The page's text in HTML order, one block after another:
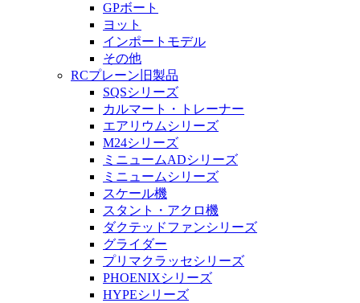
GPボート
ヨット
インポートモデル
その他
RCプレーン旧製品
SQSシリーズ
カルマート・トレーナー
エアリウムシリーズ
M24シリーズ
ミニュームADシリーズ
ミニュームシリーズ
スケール機
スタント・アクロ機
ダクテッドファンシリーズ
グライダー
プリマクラッセシリーズ
PHOENIXシリーズ
HYPEシリーズ